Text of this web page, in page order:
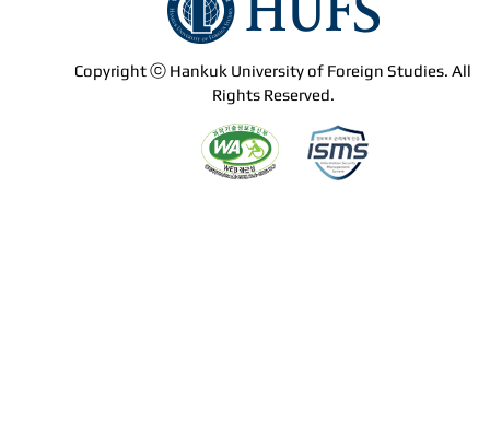
Copyright ⓒ Hankuk University of Foreign Studies. All
Rights Reserved.